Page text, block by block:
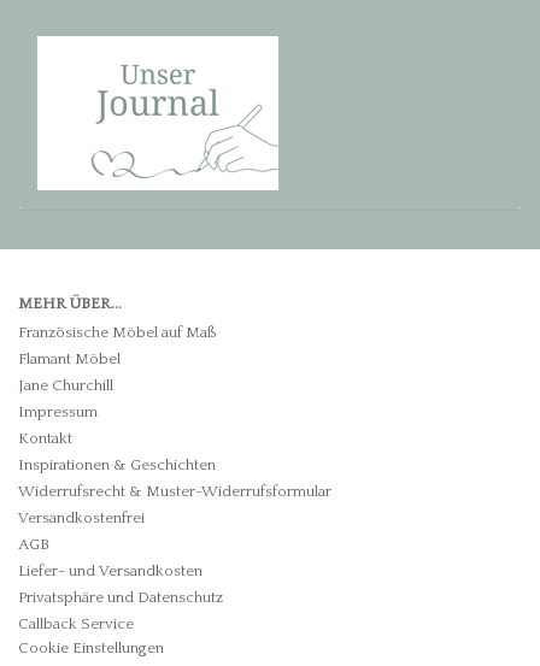
MEHR ÜBER...
Französische Möbel auf Maß
Flamant Möbel
Jane Churchill
Impressum
Kontakt
Inspirationen & Geschichten
Widerrufsrecht & Muster-Widerrufsformular
Versandkostenfrei
AGB
Liefer- und Versandkosten
Privatsphäre und Datenschutz
Callback Service
Cookie Einstellungen